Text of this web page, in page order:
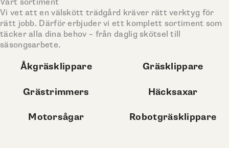
Vi vet att en välskött trädgård kräver rätt verktyg för
rätt jobb. Därför erbjuder vi ett komplett sortiment som
täcker alla dina behov – från daglig skötsel till
säsongsarbete.
Åkgräsklippare Gräsklippare
Grästrimmers Häcksaxar
Motorsågar Robotgräsklippare